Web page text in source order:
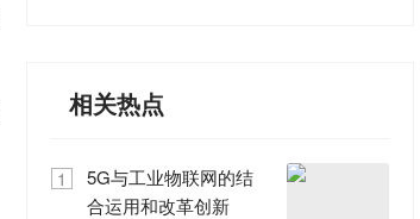
相关热点
1
5G与工业物联网的结
合运用和改革创新